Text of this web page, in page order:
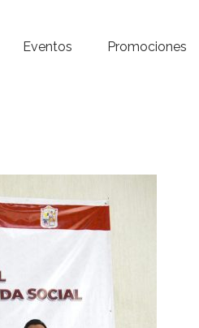
Eventos Promociones